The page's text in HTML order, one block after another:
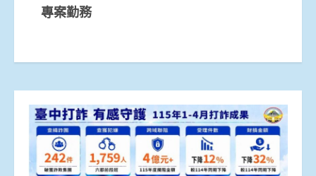
專案勤務